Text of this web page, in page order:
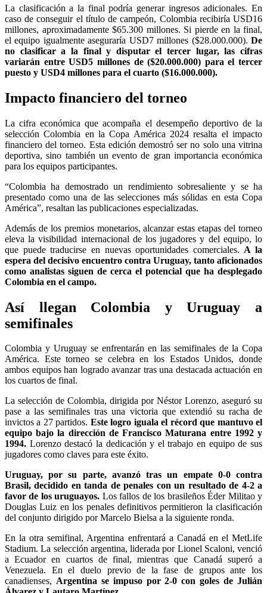
La clasificación a la final podría generar ingresos adicionales. En
caso de conseguir el título de campeón, Colombia recibiría USD16
millones, aproximadamente $65.300 millones. Si pierde en la final,
el equipo igualmente aseguraría USD7 millones ($28.000.000). De
no clasificar a la final y disputar el tercer lugar, las cifras
variarán entre USD5 millones de ($20.000.000) para el tercer
puesto y USD4 millones para el cuarto ($16.000.000).
Impacto financiero del torneo
La cifra económica que acompaña el desempeño deportivo de la
selección Colombia en la Copa América 2024 resalta el impacto
financiero del torneo. Esta edición demostró ser no solo una vitrina
deportiva, sino también un evento de gran importancia económica
para los equipos participantes.
“Colombia ha demostrado un rendimiento sobresaliente y se ha
presentado como una de las selecciones más sólidas en esta Copa
América”, resaltan las publicaciones especializadas.
Además de los premios monetarios, alcanzar estas etapas del torneo
eleva la visibilidad internacional de los jugadores y del equipo, lo
que puede traducirse en nuevas oportunidades comerciales. A la
espera del decisivo encuentro contra Uruguay, tanto aficionados
como analistas siguen de cerca el potencial que ha desplegado
Colombia en el campo.
Así llegan Colombia y Uruguay a
semifinales
Colombia y Uruguay se enfrentarán en las semifinales de la Copa
América. Este torneo se celebra en los Estados Unidos, donde
ambos equipos han logrado avanzar tras una destacada actuación en
los cuartos de final.
La selección de Colombia, dirigida por Néstor Lorenzo, aseguró su
pase a las semifinales tras una victoria que extendió su racha de
invictos a 27 partidos. Este logro iguala el récord que mantuvo el
equipo bajo la dirección de Francisco Maturana entre 1992 y
1994. Lorenzo destacó la dedicación y el trabajo en equipo de sus
jugadores como claves para este éxito.
Uruguay, por su parte, avanzó tras un empate 0-0 contra
Brasil, decidido en tanda de penales con un resultado de 4-2 a
favor de los uruguayos. Los fallos de los brasileños Éder Militao y
Douglas Luiz en los penales definitivos permitieron la clasificación
del conjunto dirigido por Marcelo Bielsa a la siguiente ronda.
En la otra semifinal, Argentina enfrentará a Canadá en el MetLife
Stadium. La selección argentina, liderada por Lionel Scaloni, venció
a Ecuador en cuartos de final, mientras que Canadá superó a
Venezuela. En el duelo previo de la fase de grupos ante los
canadienses, Argentina se impuso por 2-0 con goles de Julián